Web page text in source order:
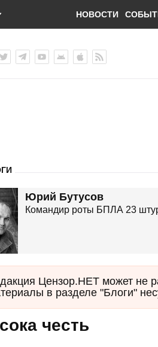
НОВОСТИ
Юрий Бутусов
Командир роты БПЛА 23
Цензор.НЕТ может не
в разделе "Блоги"
честь